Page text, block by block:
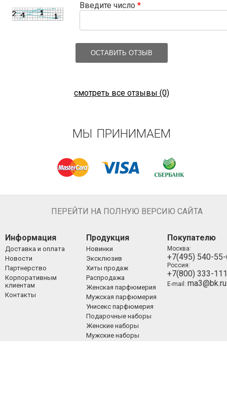
Введите число *
ОСТАВИТЬ ОТЗЫВ
смотреть все отзывы (0)
МЫ ПРИНИМАЕМ
ПЕРЕЙТИ НА ПОЛНУЮ ВЕРСИЮ САЙТА
Информация
Доставка и оплата
Новости
Партнерство
Корпоративным
клиентам
Контакты
Продукция
Новинки
Эксклюзив
Хиты продаж
Распродажа
Женская парфюмерия
Мужская парфюмерия
Унисекс парфюмерия
Подарочные наборы
Женские наборы
Мужские наборы
Покупателю
Москва:
+7(495) 540-
Россия:
+7(800) 333-
E-mail: ma3@bk.ru